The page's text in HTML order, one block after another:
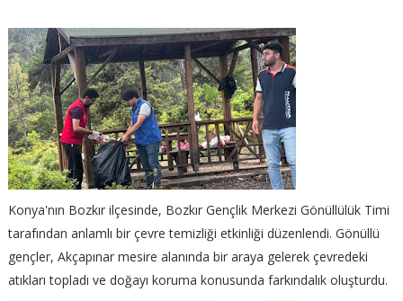
Konya'nın Bozkır ilçesinde, Bozkır Gençlik Merkezi Gönüllülük Timi
tarafından anlamlı bir çevre temizliği etkinliği düzenlendi. Gönüllü
gençler, Akçapınar mesire alanında bir araya gelerek çevredeki
atıkları topladı ve doğayı koruma konusunda farkındalık oluşturdu.